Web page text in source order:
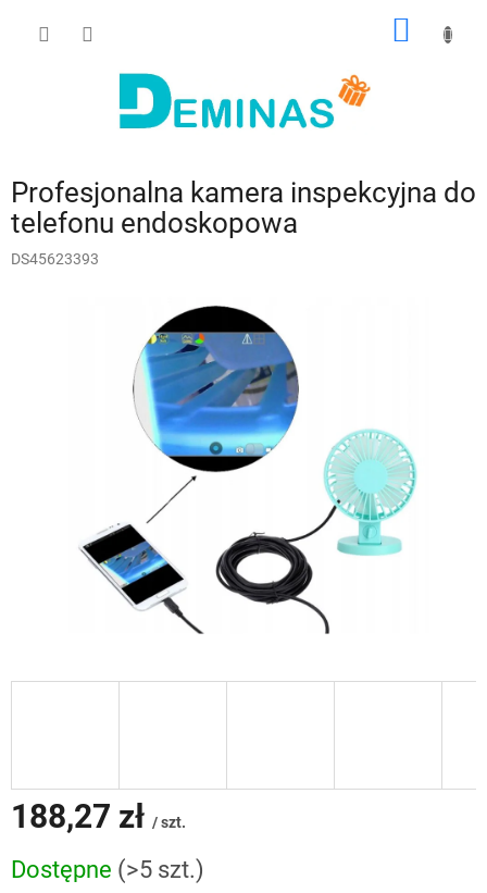
Profesjonalna kamera inspekcyjna do
telefonu endoskopowa
DS45623393
188,27 zł / szt.
jednostkowa:
Dostępne (>5 szt.)